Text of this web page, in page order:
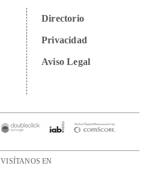
Directorio
Privacidad
Aviso Legal
VISÍTANOS EN